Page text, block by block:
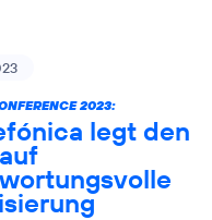
2023:
legt den